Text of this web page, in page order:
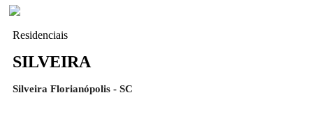
Residenciais
SILVEIRA
Silveira Florianópolis - SC